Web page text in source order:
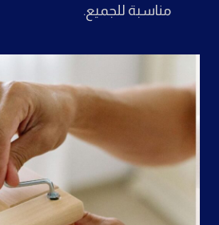
مناسبة للجميع.